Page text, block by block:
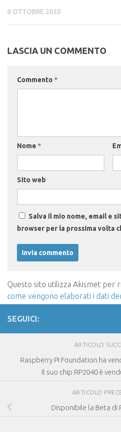
8 OTTOBRE 2020
LASCIA UN COMMENTO
Commento *
Nome *
Sito web
Salva il mio nome, email e
browser per la prossima volta
Questo sito utilizza Akismet per
come vengono elaborati i dati
SEGUICI:
ARTICOLO
Raspberry Pi Foundation ha
Il suo chip RP2040 è
ARTICOLO
Disponibile la Beta di